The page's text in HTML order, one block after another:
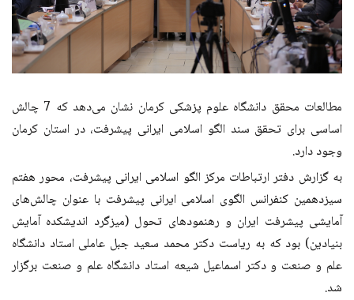
مطالعات محقق دانشگاه علوم پزشکی کرمان نشان می‌دهد که 7 چالش
اساسی برای تحقق سند الگو اسلامی ایرانی پیشرفت، در استان کرمان
وجود دارد.
به گزارش دفتر ارتباطات مرکز الگو اسلامی ایرانی پیشرفت، محور هفتم
سیزدهمین کنفرانس الگوی اسلامی ایرانی پیشرفت با عنوان چالش‌های
آمایشی پیشرفت ایران و رهنمودهای تحول (میزگرد اندیشکده آمایش
بنیادین) بود که به ریاست دکتر محمد سعید جبل عاملی استاد دانشگاه
علم و صنعت و دکتر اسماعیل شیعه استاد دانشگاه علم و صنعت برگزار
شد.